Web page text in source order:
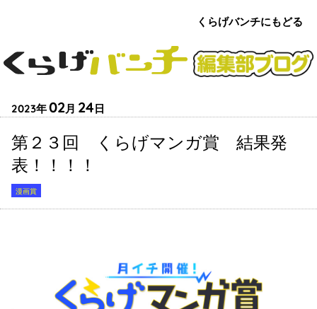
くらげバンチ
編集部
グ
くらげバンチにもどる
2023 02 24
第２３回 くらげマンガ賞 結果発
表！！！！
漫画賞